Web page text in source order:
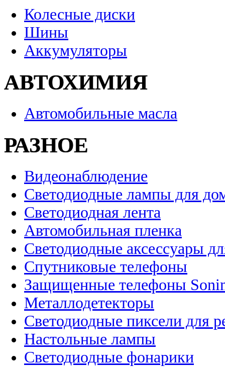
Колесные диски
Шины
Аккумуляторы
АВТОХИМИЯ
Автомобильные масла
РАЗНОЕ
Видеонаблюдение
Светодиодные лампы для
Светодиодная лента
Автомобильная пленка
Светодиодные аксессуары
Спутниковые телефоны
Защищенные телефоны
Металлодетекторы
Светодиодные пиксели для
Настольные лампы
Светодиодные фонарики